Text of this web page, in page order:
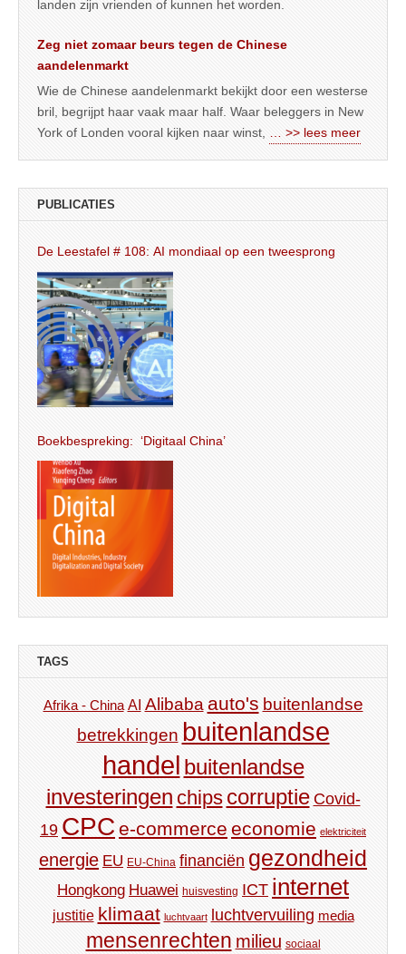
landen zijn vrienden of kunnen het worden.
Zeg niet zomaar beurs tegen de Chinese
aandelenmarkt
Wie de Chinese aandelenmarkt bekijkt door een westerse
bril, begrijpt haar vaak maar half. Waar beleggers in New
York of Londen vooral kijken naar winst, … >> lees meer
PUBLICATIES
De Leestafel # 108: AI mondiaal op een tweesprong
Boekbespreking: ‘Digitaal China’
TAGS
Afrika - China AI Alibaba auto's buitenlandse
betrekkingen buitenlandse
handel buitenlandse
investeringen chips corruptie Covid-
19 CPC e-commerce economie elektriciteit
energie EU EU-China financiën gezondheid
Hongkong Huawei huisvesting ICT internet
justitie klimaat luchtvaart luchtvervuiling media
mensenrechten milieu sociaal